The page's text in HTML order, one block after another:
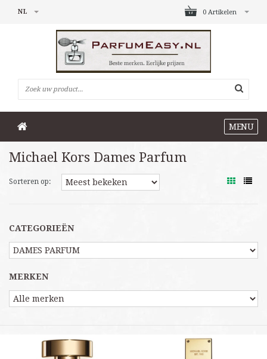
0 Artikelen
NL
MENU
Michael Kors Dames Parfum
Sorteren op:
CATEGORIEËN
MERKEN